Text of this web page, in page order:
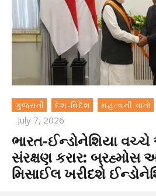
ગુજરાતી દેશ-વિદેશ મહત્વની વાતો
July 7, 2026
ભારત-ઈન્ડોનેશિયા વચ્ચે
સંરક્ષણ કરાર:
મિસાઈલ ખરીદશે